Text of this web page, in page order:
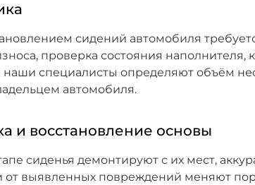
сидений автомобиля
проверка состояния
наши специалисты определяют объём
автомобиля.
и восстановление основы
сиденья демонтируют с их мест,
от выявленных повреждений меняют